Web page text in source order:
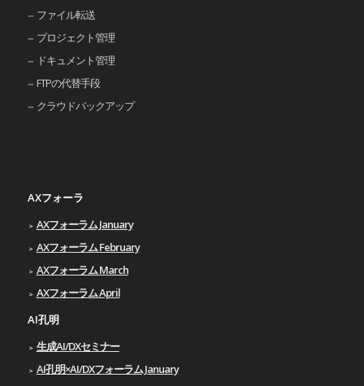
ファイル転送
プロジェクト管理
ドキュメント管理
FTPの代替手段
クラウドバックアップ
AXフォーラ
AXフォーラム January
AXフォーラム February
AXフォーラム March
AXフォーラム April
AI孔明
生成AI/DXセミナー
AI孔明×AI/DXフォーラム January